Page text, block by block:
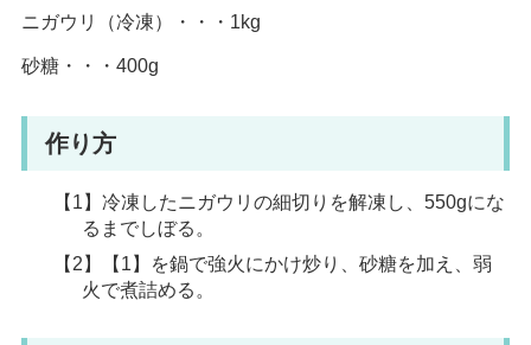
ニガウリ（冷凍）・・・1kg
砂糖・・・400g
作り方
【1】冷凍したニガウリの細切りを解凍し、550gにな
るまでしぼる。
【2】【1】を鍋で強火にかけ炒り、砂糖を加え、弱
火で煮詰める。